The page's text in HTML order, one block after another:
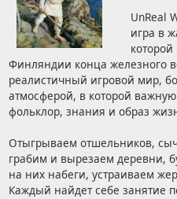
UnReal
игра в
Финляндии конца железного
реалистичный игровой мир,
атмосферой, в которой
фольклор, знания и образ
Отыгрываем отшельников,
грабим и вырезаем деревни,
на них набеги, устраиваем
Каждый найдет себе занятие